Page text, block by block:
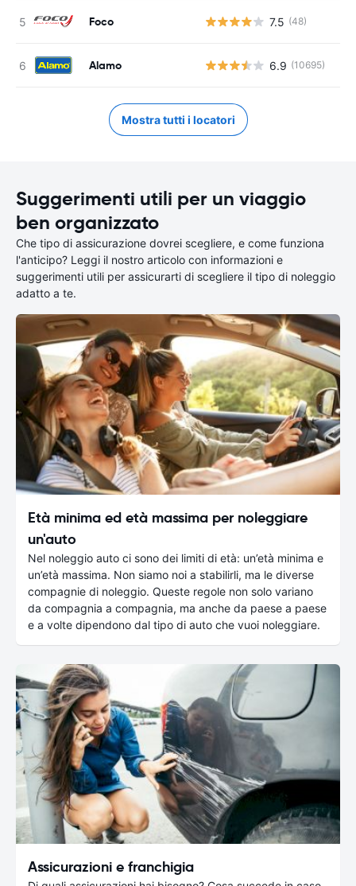
Foco 7.5 (48)
Alamo 6.9 (10695)
Mostra tutti i locatori
Suggerimenti utili per un viaggio
ben organizzato
Che tipo di assicurazione dovrei scegliere, e come funziona
l'anticipo? Leggi il nostro articolo con informazioni e
suggerimenti utili per assicurarti di scegliere il tipo di noleggio
adatto a te.
Età minima ed età massima per noleggiare
un'auto
Nel noleggio auto ci sono dei limiti di età: un’età minima e
un’età massima. Non siamo noi a stabilirli, ma le diverse
compagnie di noleggio. Queste regole non solo variano
da compagnia a compagnia, ma anche da paese a paese
e a volte dipendono dal tipo di auto che vuoi noleggiare.
Assicurazioni e franchigia